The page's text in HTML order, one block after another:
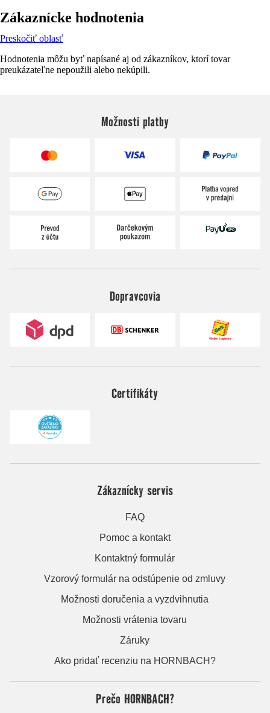
Zákaznícke hodnotenia
Preskočiť oblasť
Hodnotenia môžu byť napísané aj od zákazníkov, ktorí tovar
preukázateľne nepoužili alebo nekúpili.
Možnosti platby
Dopravcovia
Certifikáty
Zákaznícky servis
FAQ
Pomoc a kontakt
Kontaktný formulár
Vzorový formulár na odstúpenie od zmluvy
Možnosti doručenia a vyzdvihnutia
Možnosti vrátenia tovaru
Záruky
Ako pridať recenziu na HORNBACH?
Prečo HORNBACH?